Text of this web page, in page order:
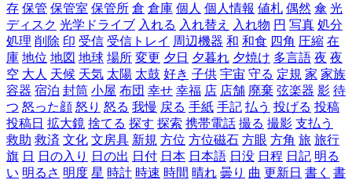
存 保管 保管室 保管所 倉 倉庫 個人 個人情報 値札 偶然 傘 光
ディスク 光学ドライブ 入れる 入れ替え 入れ物 円 写真 処分
処理 削除 印 受信 受信トレイ 周辺機器 和 和食 四角 圧縮 在
庫 地位 地図 地球 場所 変更 夕日 夕暮れ 夕焼け 多言語 夜 夜
空 大人 天候 天気 太陽 太鼓 好き 子供 宇宙 守る 定規 家 家族
容器 宿泊 封筒 小屋 布団 幸せ 幸福 店 店舗 廃棄 弦楽器 影 待
つ 怒った顔 怒り 怒る 我慢 戻る 手紙 手記 払う 投げる 投稿
投稿日 拡大鏡 捨てる 探す 探索 携帯電話 撮る 撮影 支払う
救助 救済 文化 文房具 新規 方位 方位磁石 方眼 方角 旅 旅行
旗 日 日の入り 日の出 日付 日本 日本語 日没 日程 日記 明る
い 明るさ 明度 星 時計 時速 時間 晴れ 曇り 曲 更新日 書く 書